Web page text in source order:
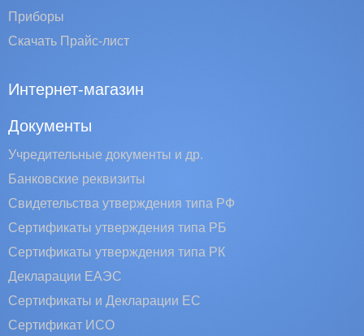
Приборы
Скачать Прайс-лист
Интернет-магазин
Документы
Учредительные документы и др.
Банковские реквизиты
Свидетельства утверждения типа РФ
Сертификаты утверждения типа РБ
Сертификаты утверждения типа РК
Декларации ЕАЭС
Сертификаты и Декларации EC
Сертификат ИСО